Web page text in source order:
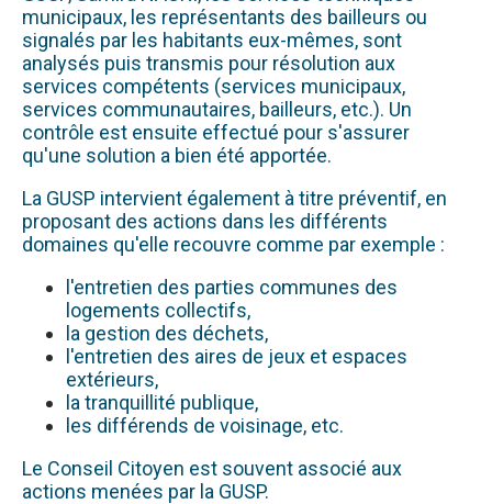
municipaux, les représentants des bailleurs ou
signalés par les habitants eux-mêmes, sont
analysés puis transmis pour résolution aux
services compétents (services municipaux,
services communautaires, bailleurs, etc.). Un
contrôle est ensuite effectué pour s'assurer
qu'une solution a bien été apportée.
La GUSP intervient également à titre préventif, en
proposant des actions dans les différents
domaines qu'elle recouvre comme par exemple :
l'entretien des parties communes des
logements collectifs,
la gestion des déchets,
l'entretien des aires de jeux et espaces
extérieurs,
la tranquillité publique,
les différends de voisinage, etc.
Le Conseil Citoyen est souvent associé aux
actions menées par la GUSP.